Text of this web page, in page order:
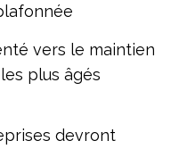
vers le maintien
plus âgés
devront